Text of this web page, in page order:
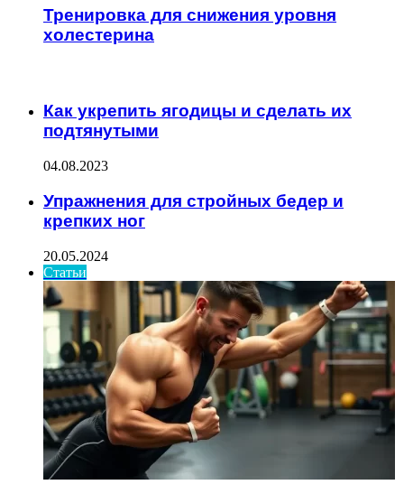
Тренировка для снижения уровня
холестерина
Как укрепить ягодицы и сделать их
подтянутыми
04.08.2023
Упражнения для стройных бедер и
крепких ног
20.05.2024
Статьи